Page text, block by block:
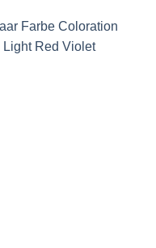
Farbe Coloration
Light Red Violet